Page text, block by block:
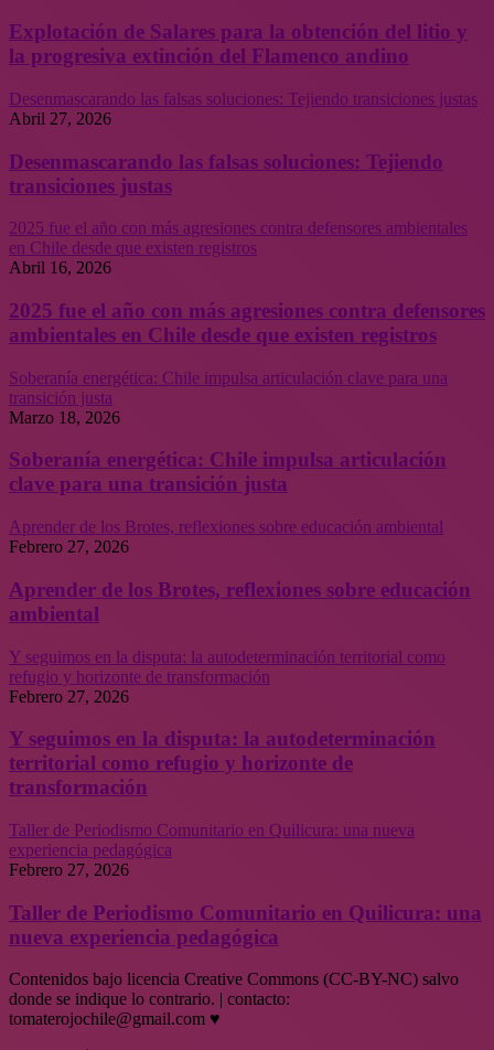
Explotación de Salares para la obtención del litio y
la progresiva extinción del Flamenco andino
Desenmascarando las falsas soluciones: Tejiendo transiciones justas
Abril 27, 2026
Desenmascarando las falsas soluciones: Tejiendo
transiciones justas
2025 fue el año con más agresiones contra defensores ambientales
en Chile desde que existen registros
Abril 16, 2026
2025 fue el año con más agresiones contra defensores
ambientales en Chile desde que existen registros
Soberanía energética: Chile impulsa articulación clave para una
transición justa
Marzo 18, 2026
Soberanía energética: Chile impulsa articulación
clave para una transición justa
Aprender de los Brotes, reflexiones sobre educación ambiental
Febrero 27, 2026
Aprender de los Brotes, reflexiones sobre educación
ambiental
Y seguimos en la disputa: la autodeterminación territorial como
refugio y horizonte de transformación
Febrero 27, 2026
Y seguimos en la disputa: la autodeterminación
territorial como refugio y horizonte de
transformación
Taller de Periodismo Comunitario en Quilicura: una nueva
experiencia pedagógica
Febrero 27, 2026
Taller de Periodismo Comunitario en Quilicura: una
nueva experiencia pedagógica
Contenidos bajo licencia Creative Commons (CC-BY-NC) salvo
donde se indique lo contrario. | contacto:
tomaterojochile@gmail.com ♥